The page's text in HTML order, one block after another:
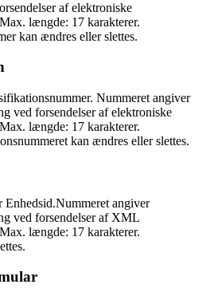
af elektroniske
længde: 17 karakterer.
kan ændres eller slettes.
Nummeret angiver
ved forsendelser af elektroniske
længde: 17 karakterer.
kan ændres eller slettes.
Enhedsid.Nummeret angiver
ved forsendelser af XML
længde: 17 karakterer.